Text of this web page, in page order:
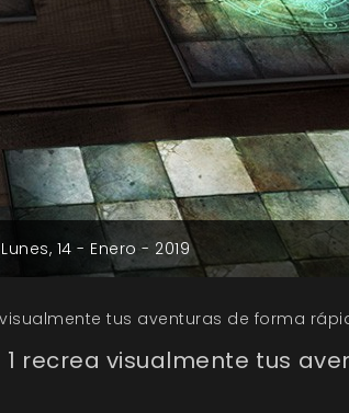
Lunes, 14 - Enero - 2019
tus aventuras de forma
1 recrea visualmente tus